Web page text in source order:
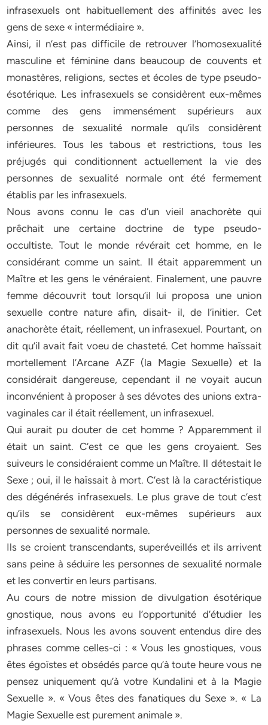
infrasexuels ont habituellement des affinités avec les
gens de sexe « intermédiaire ».
Ainsi, il n’est pas difficile de retrouver l’homosexualité
masculine et féminine dans beaucoup de couvents et
monastères, religions, sectes et écoles de type pseudo-
ésotérique. Les infrasexuels se considèrent eux-mêmes
comme des gens immensément supérieurs aux
personnes de sexualité normale qu’ils considèrent
inférieures. Tous les tabous et restrictions, tous les
préjugés qui conditionnent actuellement la vie des
personnes de sexualité normale ont été fermement
établis par les infrasexuels.
Nous avons connu le cas d’un vieil anachorète qui
prêchait une certaine doctrine de type pseudo-
occultiste. Tout le monde révérait cet homme, en le
considérant comme un saint. Il était apparemment un
Maître et les gens le vénéraient. Finalement, une pauvre
femme découvrit tout lorsqu’il lui proposa une union
sexuelle contre nature afin, disait- il, de l’initier. Cet
anachorète était, réellement, un infrasexuel. Pourtant, on
dit qu’il avait fait voeu de chasteté. Cet homme haïssait
mortellement l’Arcane AZF (la Magie Sexuelle) et la
considérait dangereuse, cependant il ne voyait aucun
inconvénient à proposer à ses dévotes des unions extra-
vaginales car il était réellement, un infrasexuel.
Qui aurait pu douter de cet homme ? Apparemment il
était un saint. C’est ce que les gens croyaient. Ses
suiveurs le considéraient comme un Maître. Il détestait le
Sexe ; oui, il le haïssait à mort. C’est là la caractéristique
des dégénérés infrasexuels. Le plus grave de tout c’est
qu’ils se considèrent eux-mêmes supérieurs aux
personnes de sexualité normale.
Ils se croient transcendants, superéveillés et ils arrivent
sans peine à séduire les personnes de sexualité normale
et les convertir en leurs partisans.
Au cours de notre mission de divulgation ésotérique
gnostique, nous avons eu l’opportunité d’étudier les
infrasexuels. Nous les avons souvent entendus dire des
phrases comme celles-ci : « Vous les gnostiques, vous
êtes égoïstes et obsédés parce qu’à toute heure vous ne
pensez uniquement qu’à votre Kundalini et à la Magie
Sexuelle ». « Vous êtes des fanatiques du Sexe ». « La
Magie Sexuelle est purement animale ».